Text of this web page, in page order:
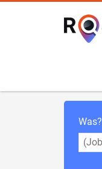
Was?